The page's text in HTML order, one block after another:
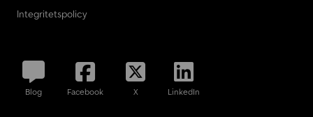
Integritetspolicy
Blog Facebook X LinkedIn